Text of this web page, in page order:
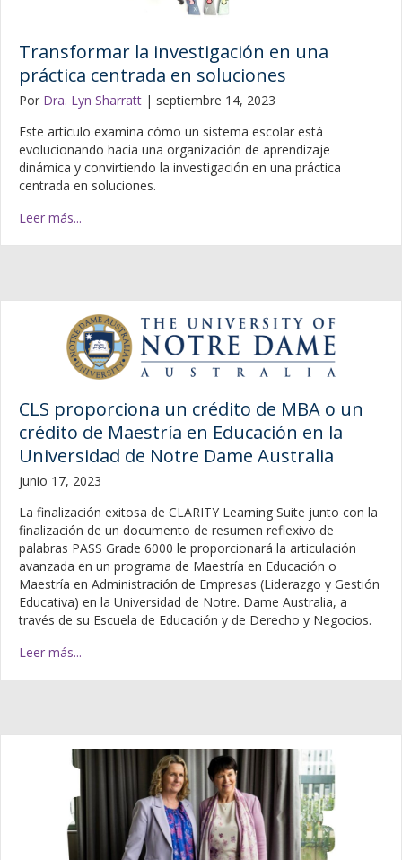
Transformar la investigación en una
práctica centrada en soluciones
Por Dra. Lyn Sharratt | septiembre 14, 2023
Este artículo examina cómo un sistema escolar está
evolucionando hacia una organización de aprendizaje
dinámica y convirtiendo la investigación en una práctica
centrada en soluciones.
Leer más...
CLS proporciona un crédito de MBA o un
crédito de Maestría en Educación en la
Universidad de Notre Dame Australia
junio 17, 2023
La finalización exitosa de CLARITY Learning Suite junto con la
finalización de un documento de resumen reflexivo de
palabras PASS Grade 6000 le proporcionará la articulación
avanzada en un programa de Maestría en Educación o
Maestría en Administración de Empresas (Liderazgo y Gestión
Educativa) en la Universidad de Notre. Dame Australia, a
través de su Escuela de Educación y de Derecho y Negocios.
Leer más...